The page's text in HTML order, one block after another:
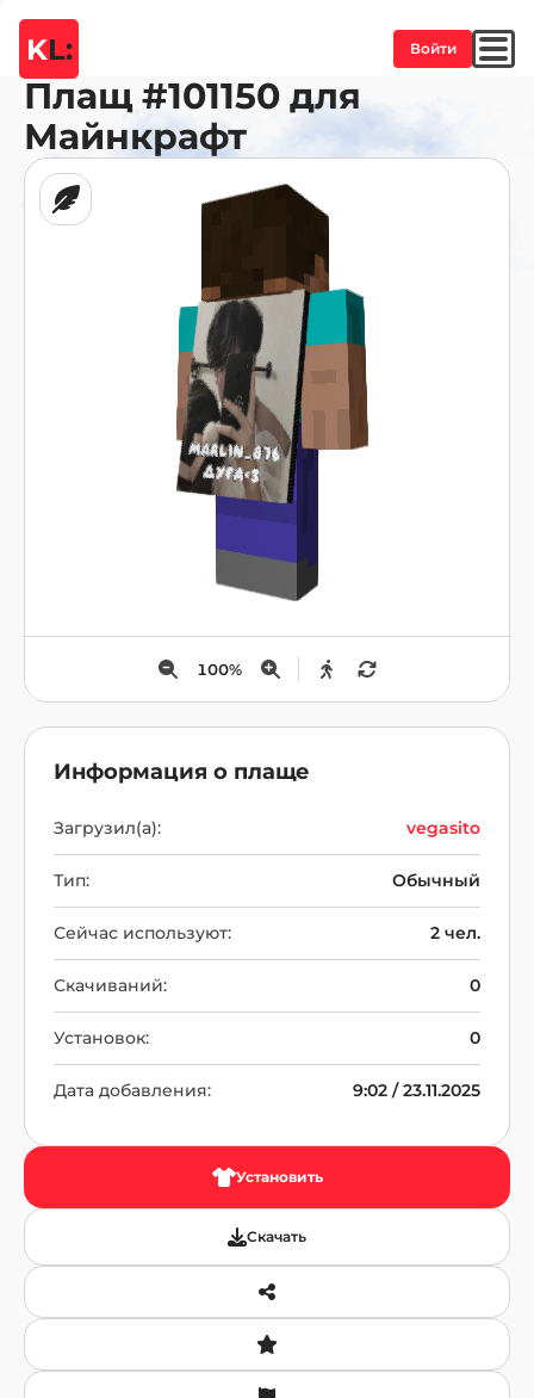
KL: Войти
Плащ #101150 для
Майнкрафт
100%
Информация о плаще
Загрузил(а): vegasito
Тип: Обычный
Сейчас используют: 2 чел.
Скачиваний: 0
Установок: 0
Дата добавления: 9:02 / 23.11.2025
Установить
Скачать